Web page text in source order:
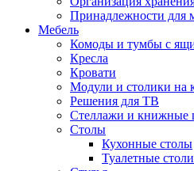
Принадлежности для
Мебель
Комоды и тумбы с
Кресла
Кровати
Модули и столики на
Решения для ТВ
Стеллажи и книжные
Столы
Кухонные столы
Туалетные